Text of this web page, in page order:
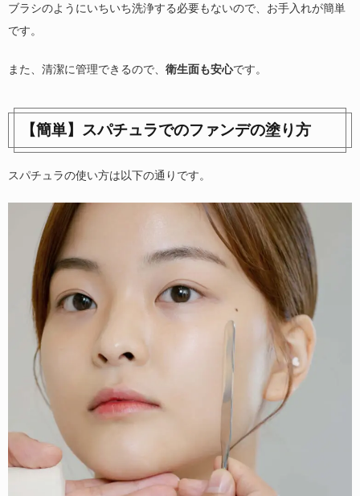
ブラシのようにいちいち洗浄する必要もないので、お手入れが簡単
です。
また、清潔に管理できるので、 衛生面も安心です。
【簡単】スパチュラでのファンデの塗り方
スパチュラの使い方は以下の通りです。